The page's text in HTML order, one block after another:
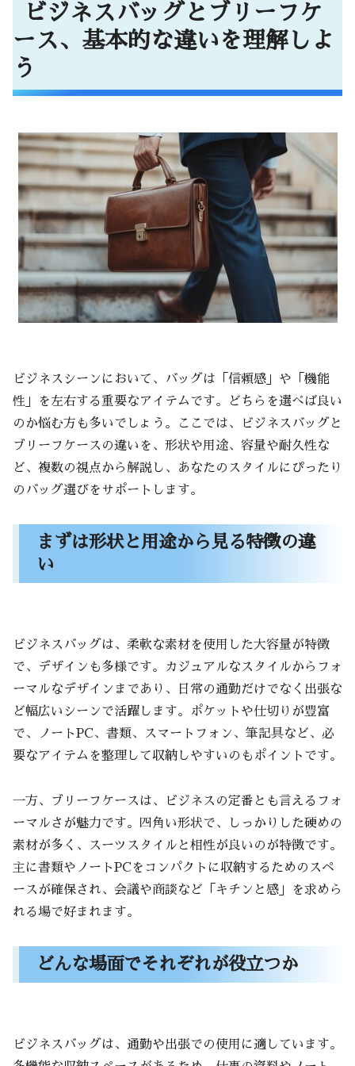
いを理解しよう
まずは形状と用途から見る特徴の違い
に合わせたバッグ選び
スーツスタイルに合うバッグの選び方
ブリーフケースとビジネスバッグのスタイ
リッシュな使い方
大切な場面での印象アップ！バッグの選び
方
利便性を重視するならどちらが向いている？
日常の通勤や出張での使い勝手を比較
スタイリッシュに決めたい場合のブリーフ
ケースの使い方
デメリットも知っておこう！ブリーフケースと
ビジネスバッグの注意点
ブリーフケースの見た目の良さと携帯性の
ビジネスバッグの持ちやすさとカジュアル
すぎる印象
日常使いとフォーマルな場面でのバッグの
選び方
バッグ選びのポイントをおさらい
まとめ
バッグ選びのポイントおさらい
ビジネスバッグとブリーフケ
ース、基本的な違いを理解しよ
う
ビジネスシーンにおいて、バッグは「信頼感」や「機能
性」を左右する重要なアイテムです。どちらを選べば良い
のか悩む方も多いでしょう。ここでは、ビジネスバッグと
ブリーフケースの違いを、形状や用途、容量や耐久性な
ど、複数の視点から解説し、あなたのスタイルにぴったり
のバッグ選びをサポートします。
まずは形状と用途から見る特徴の違
い
ビジネスバッグは、柔軟な素材を使用した大容量が特徴
で、デザインも多様です。カジュアルなスタイルからフォ
ーマルなデザインまであり、日常の通勤だけでなく出張な
ど幅広いシーンで活躍します。ポケットや仕切りが豊富
で、ノートPC、書類、スマートフォン、筆記具など、必
要なアイテムを整理して収納しやすいのもポイントです。
一方、ブリーフケースは、ビジネスの定番とも言えるフォ
ーマルさが魅力です。四角い形状で、しっかりした硬めの
素材が多く、スーツスタイルと相性が良いのが特徴です。
主に書類やノートPCをコンパクトに収納するためのスペ
ースが確保され、会議や商談など「キチンと感」を求めら
れる場で好まれます。
どんな場面でそれぞれが役立つか
ビジネスバッグは、通勤や出張での使用に適しています。